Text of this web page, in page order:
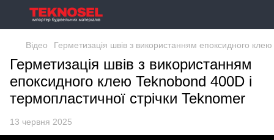
Відео Герметизація швів з використанням епоксидного
Герметизація швів з використанням
епоксидного клею Teknobond 400D і
термопластичної стрічки Teknomer
13 червня 2025